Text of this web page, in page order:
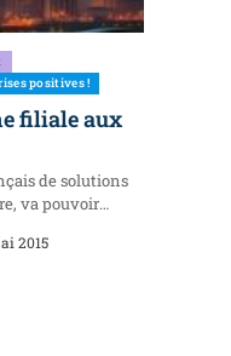
positives !
filiale aux
de solutions
va pouvoir
2015